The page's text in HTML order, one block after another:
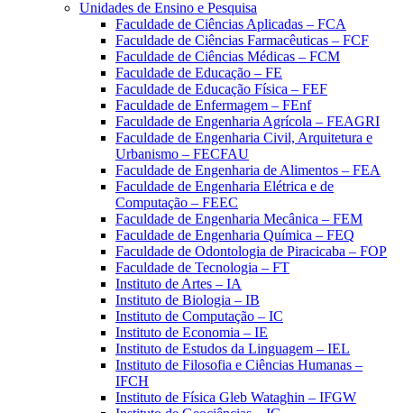
Unidades de Ensino e Pesquisa
Faculdade de Ciências Aplicadas – FCA
Faculdade de Ciências Farmacêuticas – FCF
Faculdade de Ciências Médicas – FCM
Faculdade de Educação – FE
Faculdade de Educação Física – FEF
Faculdade de Enfermagem – FEnf
Faculdade de Engenharia Agrícola – FEAGRI
Faculdade de Engenharia Civil, Arquitetura e
Urbanismo – FECFAU
Faculdade de Engenharia de Alimentos – FEA
Faculdade de Engenharia Elétrica e de
Computação – FEEC
Faculdade de Engenharia Mecânica – FEM
Faculdade de Engenharia Química – FEQ
Faculdade de Odontologia de Piracicaba – FOP
Faculdade de Tecnologia – FT
Instituto de Artes – IA
Instituto de Biologia – IB
Instituto de Computação – IC
Instituto de Economia – IE
Instituto de Estudos da Linguagem – IEL
Instituto de Filosofia e Ciências Humanas –
IFCH
Instituto de Física Gleb Wataghin – IFGW